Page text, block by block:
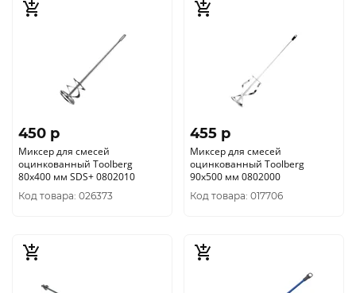
450 p
Миксер для смесей
оцинкованный Toolberg
80х400 мм SDS+ 0802010
Код товара: 026373
455 p
Миксер для смесей
оцинкованный Toolberg
90х500 мм 0802000
Код товара: 017706